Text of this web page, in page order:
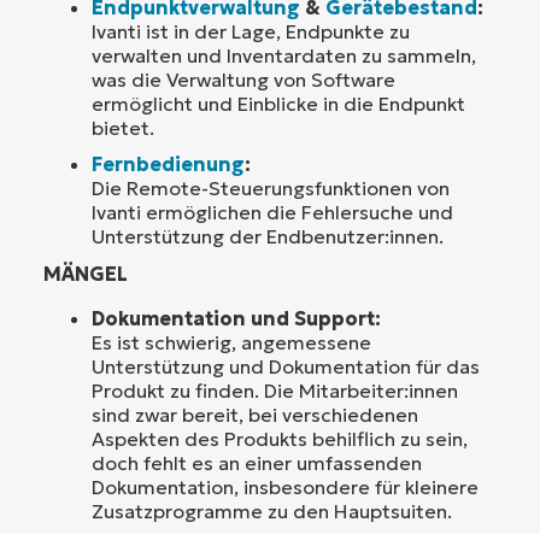
Endpunktverwaltung & Gerätebestand :
Ivanti ist in der Lage, Endpunkte zu
verwalten und Inventardaten zu sammeln,
was die Verwaltung von Software
ermöglicht und Einblicke in die Endpunkt
bietet.
Fernbedienung:
Die Remote-Steuerungsfunktionen von
Ivanti ermöglichen die Fehlersuche und
Unterstützung der Endbenutzer:innen.
MÄNGEL
Dokumentation und Support:
Es ist schwierig, angemessene
Unterstützung und Dokumentation für das
Produkt zu finden. Die Mitarbeiter:innen
sind zwar bereit, bei verschiedenen
Aspekten des Produkts behilflich zu sein,
doch fehlt es an einer umfassenden
Dokumentation, insbesondere für kleinere
Zusatzprogramme zu den Hauptsuiten.